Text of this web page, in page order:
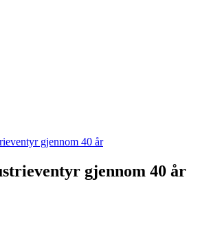
gjennom 40 år
gjennom 40 år